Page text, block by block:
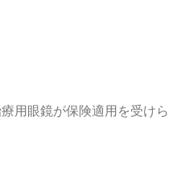
眼鏡が保険適用を受け